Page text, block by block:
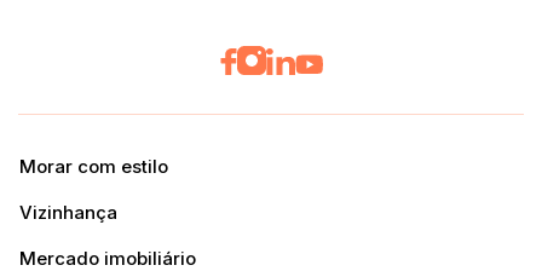
Morar com estilo
Vizinhança
Mercado imobiliário